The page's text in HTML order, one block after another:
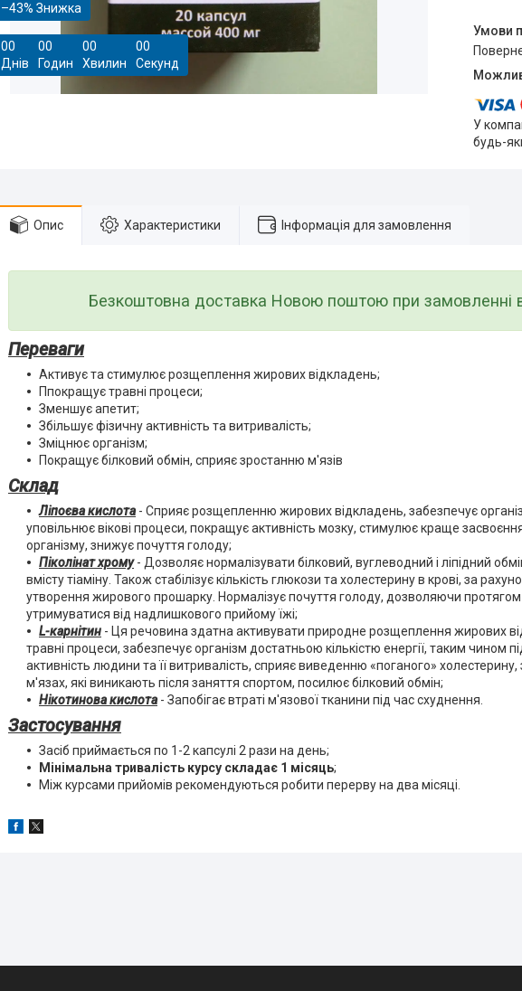
–43%
00
Днів
00
Годин
00
Хвилин
00
Секунд
У
будь-
Опис Характеристики Інформація для замовлення
Безкоштовна доставка Новою поштою при замовленні
Переваги
Активує та стимулює розщеплення жирових відкладень;
Ппокращує травні процеси;
Зменшує апетит;
Збільшує фізичну активність та витривалість;
Зміцнює організм;
Покращує білковий обмін, сприяє зростанню м'язів
Склад
Ліпоєва кислота- Сприяє розщепленню жирових відкладень, забезпечує
уповільнює вікові процеси, покращує активність мозку, стимулює краще
організму, знижує почуття голоду;
Піколінат хрому- Дозволяє нормалізувати білковий, вуглеводний і ліпідний
вмісту тіаміну. Також стабілізує кількість глюкози та холестерину в крові, за
утворення жирового прошарку. Нормалізує почуття голоду, дозволяючи
утримуватися від надлишкового прийому їжі;
L-карнітин - Ця речовина здатна активувати природне розщеплення жирових
травні процеси, забезпечує організм достатньою кількістю енергії, таким чином
активність людини та її витривалість, сприяє виведенню «поганого»
м'язах, які виникають після заняття спортом, посилює білковий обмін;
Нікотинова кислота- Запобігає втраті м'язової тканини під час схуднення.
Застосування
Засіб приймається по 1-2 капсулі 2 рази на день;
Мінімальна тривалість курсу складає 1 місяць;
Між курсами прийомів рекомендуються робити перерву на два місяці.